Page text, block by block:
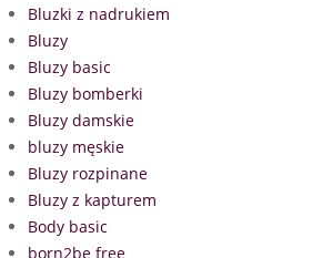
Bluzki z nadrukiem
Bluzy
Bluzy basic
Bluzy bomberki
Bluzy damskie
bluzy męskie
Bluzy rozpinane
Bluzy z kapturem
Body basic
born2be free